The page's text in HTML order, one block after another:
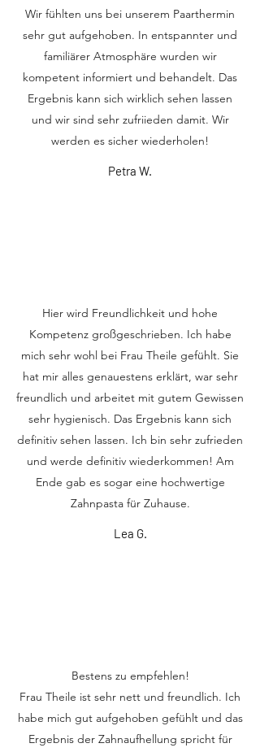
Wir fühlten uns bei unserem Paarthermin
sehr gut aufgehoben. In entspannter und
familiärer Atmosphäre wurden wir
kompetent informiert und behandelt. Das
Ergebnis kann sich wirklich sehen lassen
und wir sind sehr zufriieden damit. Wir
werden es sicher wiederholen!
Petra W.
Hier wird Freundlichkeit und hohe
Kompetenz großgeschrieben. Ich habe
mich sehr wohl bei Frau Theile gefühlt. Sie
hat mir alles genauestens erklärt, war sehr
freundlich und arbeitet mit gutem Gewissen
sehr hygienisch. Das Ergebnis kann sich
definitiv sehen lassen. Ich bin sehr zufrieden
und werde definitiv wiederkommen! Am
Ende gab es sogar eine hochwertige
Zahnpasta für Zuhause.
Lea G.
Bestens zu empfehlen!
Frau Theile ist sehr nett und freundlich. Ich
habe mich gut aufgehoben gefühlt und das
Ergebnis der Zahnaufhellung spricht für